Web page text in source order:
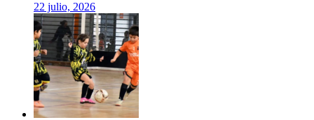
22 julio, 2026